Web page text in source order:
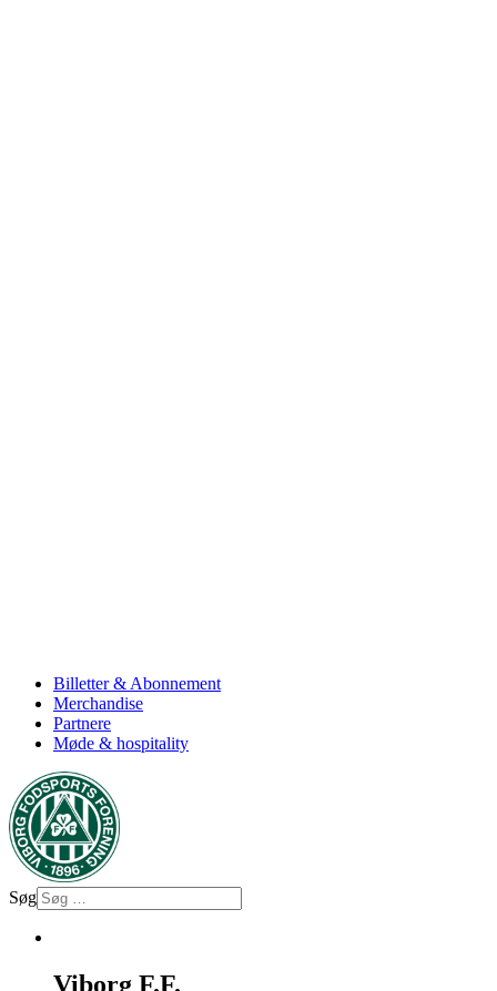
Billetter & Abonnement
Merchandise
Partnere
Møde & hospitality
Søg
Viborg F.F.